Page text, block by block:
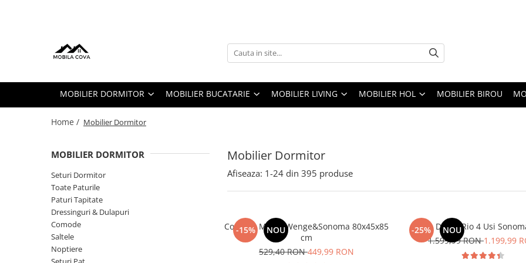
Seturi Dormitor
Toate Paturile
Paturi Tapitate
Dressinguri & Dulapuri
Toate Bucatariile
Bucatarii Clasice
Bucatarii pe Colt
Seturi Living
Comode Living
Comode
MOBILIER DORMITOR MOBILIER BUCATARIE MOBILIER LIVING MOBILIER HOL MOBILIER BIROU
Home / Mobilier Dormitor
Mobilier Dormitor
MOBILIER DORMITOR
Seturi Dormitor
Toate Paturile
Paturi Tapitate
Dressinguri & Dulapuri
Comode
Saltele
Noptiere
Afiseaza: 1-24 din 395 produse
-15% NOU
Comoda MS 04 Wenge&Sonoma 80x45x85
cm
529,40 RON449,99 RON
-25% NOU
Dulap Rio 4 Usi
1.599,99 RON1.199,99